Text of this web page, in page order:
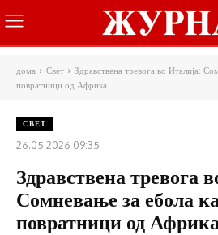
дома Свет
Здравствена тревога во Италија:
повратници од Африка
СВЕТ
26.05.2026 09:35
Здравствена тревога
Сомневање за ебола
повратници од Африка